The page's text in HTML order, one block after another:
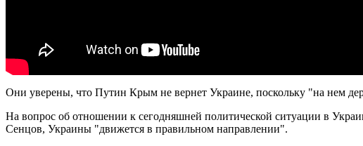
Они уверены, что Путин Крым не вернет Украине, поскольку "на нем
На вопрос об отношении к сегодняшней политической ситуации в
Сенцов, Украины "движется в правильном направлении".